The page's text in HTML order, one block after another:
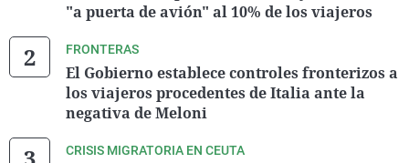
"a puerta de avión" al 10% de los viajeros
FRONTERAS
El Gobierno establece controles fronterizos a
los viajeros procedentes de Italia ante la
negativa de Meloni
CRISIS MIGRATORIA EN CEUTA